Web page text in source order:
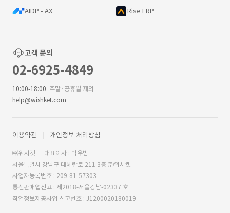
AIDP - AX Rise ERP
고객 문의
02-6925-4849
10:00-18:00 주말·공휴일 제외
help@wishket.com
이용약관 개인정보 처리방침
㈜위시켓
대표이사 : 박우범
서울특별시 강남구 테헤란로 211 3층 ㈜위시켓
사업자등록번호 : 209-81-57303
통신판매업신고 : 제2018-서울강남-02337 호
직업정보제공사업 신고번호 : J1200020180019